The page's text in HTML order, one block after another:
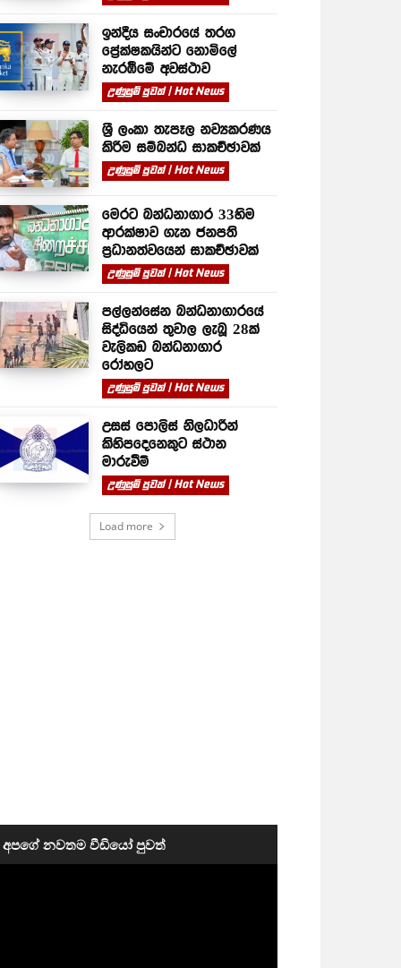
ඉන්දීය සංචාරයේ තරග
ප්‍රේක්ෂකයින්ට නොමිලේ
නැරඹීමේ අවස්ථාව
උණුසුම් පුවත් | Hot News
ශ්‍රී ලංකා තැපෑල නව්‍යකරණය
කිරීම සම්බන්ධ සාකච්ඡාවක්
උණුසුම් පුවත් | Hot News
මෙරට බන්ධනාගාර 33හිම
ආරක්ෂාව ගැන ජනපති
ප්‍රධානත්වයෙන් සාකච්ඡාවක්
උණුසුම් පුවත් | Hot News
පල්ලන්සේන බන්ධනාගාරයේ
සිද්ධියෙන් තුවාල ලැබූ 28ක්
වැලිකඩ බන්ධනාගාර
රෝහලට
උණුසුම් පුවත් | Hot News
උසස් පොලිස් නිලධාරීන්
කිහිපදෙනෙකුට ස්ථාන
මාරුවීම්
උණුසුම් පුවත් | Hot News
Load more
අපගේ නවතම වීඩියෝ පුවත්